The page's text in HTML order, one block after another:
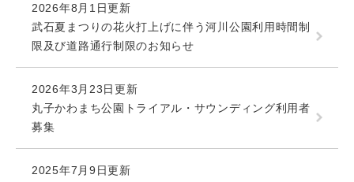
2026年8月1日更新
武石夏まつりの花火打上げに伴う河川公園利用時間制
限及び道路通行制限のお知らせ
2026年3月23日更新
丸子かわまち公園トライアル・サウンディング利用者
募集
2025年7月9日更新